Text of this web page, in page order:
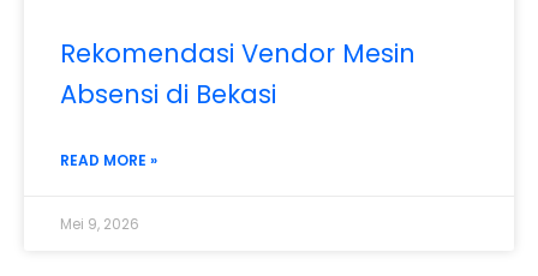
Rekomendasi Vendor Mesin
Absensi di Bekasi
READ MORE »
Mei 9, 2026